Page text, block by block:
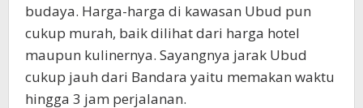
budaya. Harga-harga di kawasan Ubud pun
cukup murah, baik dilihat dari harga hotel
maupun kulinernya. Sayangnya jarak Ubud
cukup jauh dari Bandara yaitu memakan waktu
hingga 3 jam perjalanan.